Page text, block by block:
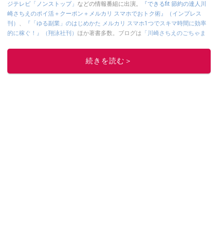
ジテレビ「ノンストップ」 などの情報番組に出演。
『できるfit 節約の達人川
崎さちえのポイ活＋クーポン＋メルカリ スマホでおトク術』（インプレス
刊） 、
『「ゆる副業」のはじめかた メルカリ スマホ1つでスキマ時間に効率
的に稼ぐ！』（翔泳社刊） ほか著書多数。ブログは 「川崎さちえのごちゃま
■経歴：2003年、夫が子育てをするために、突然会社を辞める。翌月からの
給料が０円になり、家にいながら、しかも空いた時間でできるオークション
に目をつける。しかし、取引の仕方がわからずに、まずは落札者として参
続きを読む＞